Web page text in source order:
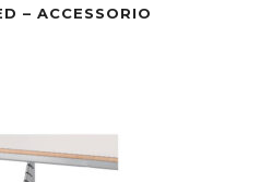
– ACCESSORIO